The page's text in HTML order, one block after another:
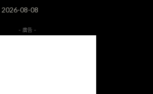
2026-08-08
- 廣告 -